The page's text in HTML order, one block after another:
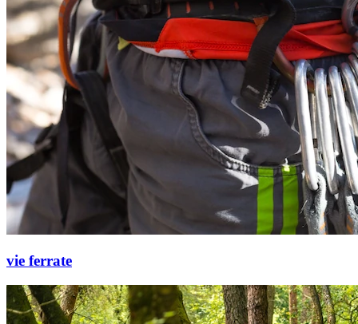
vie ferrate